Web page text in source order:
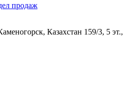
продаж
Казахстан 159/3, 5 эт.,